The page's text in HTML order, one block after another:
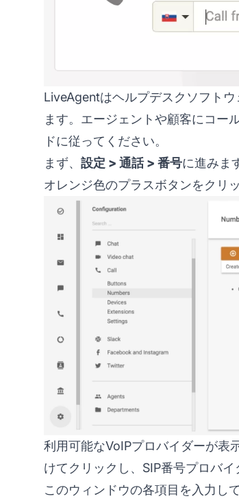
LiveAgentはヘルプデスクソフト
ます。エージェントや顧客にコー
ドに従ってください。
まず、 設定 > 通話 > 番号に進みま
オレンジ色のプラスボタンをクリ
利用可能なVoIPプロバイダーが表
けてクリックし、SIP番号プロバイ
このウィンドウの各項目を入力し